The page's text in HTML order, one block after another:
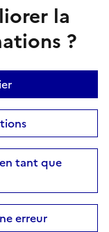
la
?
tant que
erreur